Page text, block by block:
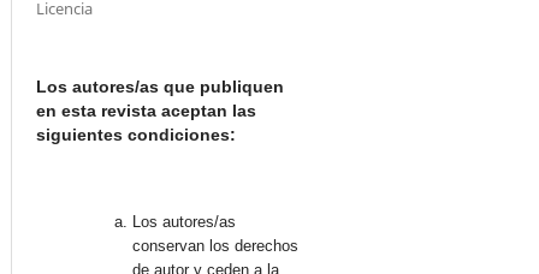
Licencia
Los autores/as que publiquen
en esta revista aceptan las
siguientes condiciones:
Los autores/as
conservan los derechos
de autor y ceden a la